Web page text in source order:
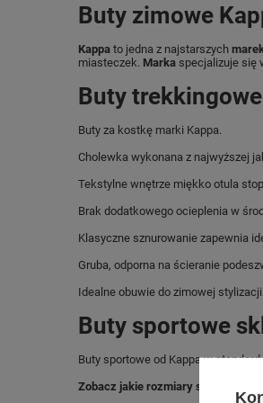
Buty zimowe
Kappa to jedna z najstarszych
miasteczek. Marka specjalizuje się
Buty
Buty za kostkę marki Kappa.
Cholewka wykonana z najwyższej
Tekstylne wnętrze miękko otula
Brak dodatkowego ocieplenia w
Klasyczne sznurowanie zapewnia
Gruba, odporna na ścieranie
Idealne obuwie do zimowej
Buty sportowe
Buty sportowe od Kappa w
Zobacz jakie rozmiary są dostępne.